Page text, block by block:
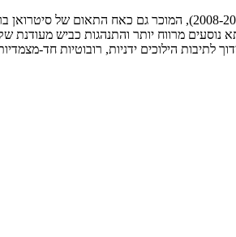
לתיבות הילוכים ידניות, רובוטיות חד-